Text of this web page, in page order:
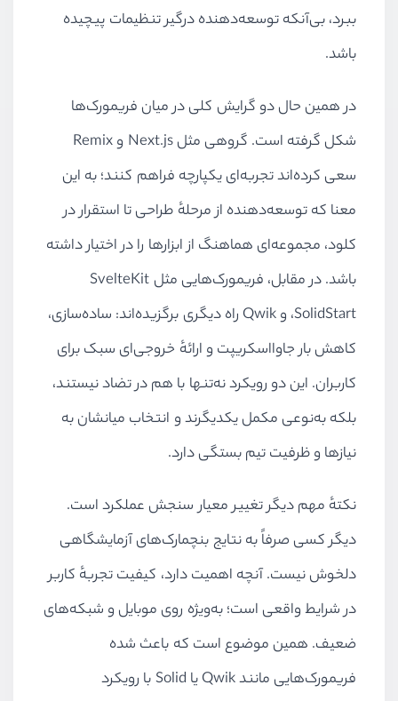
ببرد، بی‌آنکه توسعه‌دهنده درگیر تنظیمات پیچیده
باشد.
در همین حال دو گرایش کلی در میان فریمورک‌ها
شکل گرفته است. گروهی مثل Next.js و Remix
سعی کرده‌اند تجربه‌ای یکپارچه فراهم کنند؛ به این
معنا که توسعه‌دهنده از مرحلهٔ طراحی تا استقرار در
کلود، مجموعه‌ای هماهنگ از ابزارها را در اختیار داشته
باشد. در مقابل، فریمورک‌هایی مثل SvelteKit
،SolidStart و Qwik راه دیگری برگزیده‌اند: ساده‌سازی،
کاهش بار جاوااسکریپت و ارائهٔ خروجی‌ای سبک برای
کاربران. این دو رویکرد نه‌تنها با هم در تضاد نیستند،
بلکه به‌نوعی مکمل یکدیگرند و انتخاب میانشان به
نیازها و ظرفیت تیم بستگی دارد.
نکتهٔ مهم دیگر تغییر معیار سنجش عملکرد است.
دیگر کسی صرفاً به نتایج بنچمارک‌های آزمایشگاهی
دلخوش نیست. آنچه اهمیت دارد، کیفیت تجربهٔ کاربر
در شرایط واقعی است؛ به‌ویژه روی موبایل و شبکه‌های
ضعیف. همین موضوع است که باعث شده
فریمورک‌هایی مانند Qwik یا Solid با رویکرد